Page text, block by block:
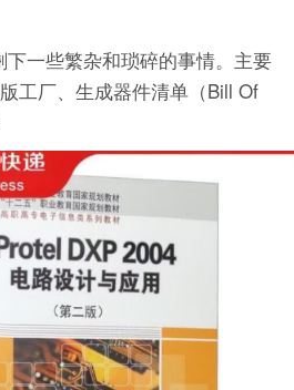
一些繁杂和琐碎的事情。主要
工厂、生成器件清单（Bill Of